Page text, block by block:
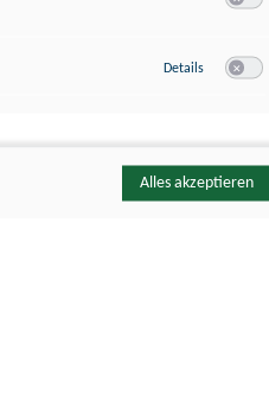
Details zu YouTube
Alles akzeptieren